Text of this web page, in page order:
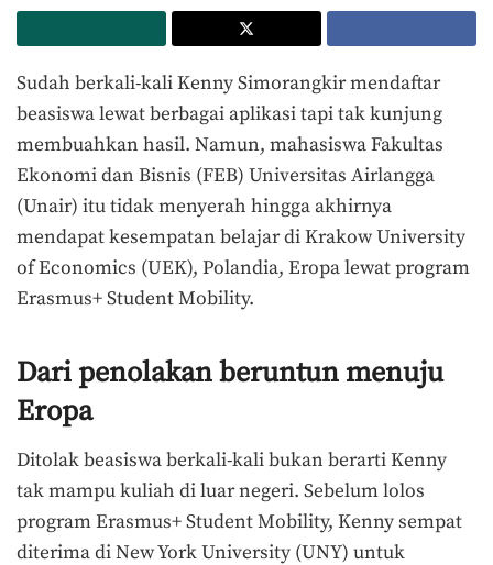
Sudah berkali-kali Kenny Simorangkir mendaftar
beasiswa lewat berbagai aplikasi tapi tak kunjung
membuahkan hasil. Namun, mahasiswa Fakultas
Ekonomi dan Bisnis (FEB) Universitas Airlangga
(Unair) itu tidak menyerah hingga akhirnya
mendapat kesempatan belajar di Krakow University
of Economics (UEK), Polandia, Eropa lewat program
Erasmus+ Student Mobility.
Dari penolakan beruntun menuju
Eropa
Ditolak beasiswa berkali-kali bukan berarti Kenny
tak mampu kuliah di luar negeri. Sebelum lolos
program Erasmus+ Student Mobility, Kenny sempat
diterima di New York University (UNY) untuk